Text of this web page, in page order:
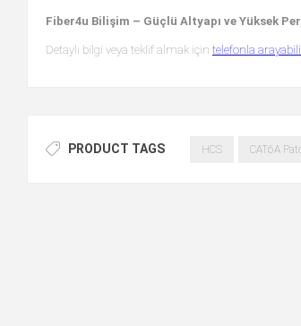
Fiber4u Bilişim – Güçlü Altyapı ve Yüksek
Detaylı bilgi veya teklif almak için telefonla
PRODUCT TAGS HCS CAT6A